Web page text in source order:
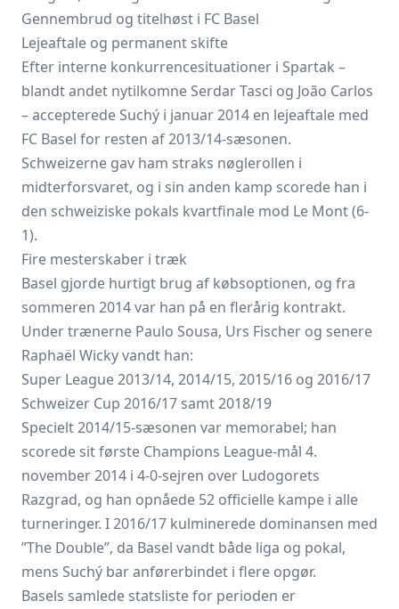
Gennembrud og titelhøst i FC Basel
Lejeaftale og permanent skifte
Efter interne konkurrencesituationer i Spartak –
blandt andet nytilkomne Serdar Tasci og João Carlos
– accepterede Suchý i januar 2014 en lejeaftale med
FC Basel for resten af 2013/14-sæsonen.
Schweizerne gav ham straks nøglerollen i
midterforsvaret, og i sin anden kamp scorede han i
den schweiziske pokals kvartfinale mod Le Mont (6-
1).
Fire mesterskaber i træk
Basel gjorde hurtigt brug af købsoptionen, og fra
sommeren 2014 var han på en flerårig kontrakt.
Under trænerne Paulo Sousa, Urs Fischer og senere
Raphaël Wicky vandt han:
Super League 2013/14, 2014/15, 2015/16 og 2016/17
Schweizer Cup 2016/17 samt 2018/19
Specielt 2014/15-sæsonen var memorabel; han
scorede sit første Champions League-mål 4.
november 2014 i 4-0-sejren over Ludogorets
Razgrad, og han opnåede 52 officielle kampe i alle
turneringer. I 2016/17 kulminerede dominansen med
”The Double”, da Basel vandt både liga og pokal,
mens Suchý bar anførerbindet i flere opgør.
Basels samlede statsliste for perioden er